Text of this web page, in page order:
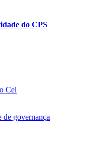
do CPS
Cel
de governança